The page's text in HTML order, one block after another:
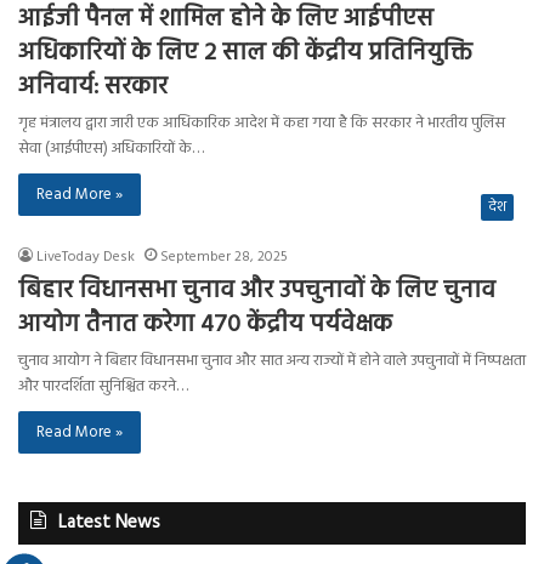
आईजी पैनल में शामिल होने के लिए आईपीएस
अधिकारियों के लिए 2 साल की केंद्रीय प्रतिनियुक्ति
अनिवार्य: सरकार
गृह मंत्रालय द्वारा जारी एक आधिकारिक आदेश में कहा गया है कि सरकार ने भारतीय पुलिस
सेवा (आईपीएस) अधिकारियों के…
Read More »
देश
LiveToday Desk September 28, 2025
बिहार विधानसभा चुनाव और उपचुनावों के लिए चुनाव
आयोग तैनात करेगा 470 केंद्रीय पर्यवेक्षक
चुनाव आयोग ने बिहार विधानसभा चुनाव और सात अन्य राज्यों में होने वाले उपचुनावों में निष्पक्षता
और पारदर्शिता सुनिश्चित करने…
Read More »
Latest News